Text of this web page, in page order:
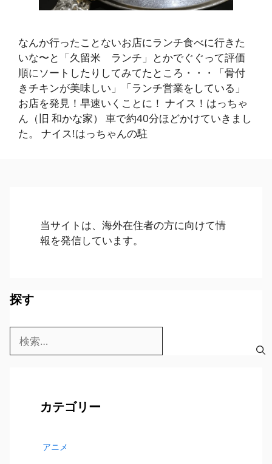
なんか行ったことないお店にランチ食べに行きた
いな〜と「久留米 ランチ」とかでぐぐって評価
順にソートしたりしてみてたところ・・・「骨付
きチキンが美味しい」「ランチ営業をしている」
お店を発見！早速いくことに！ ナイス！はっちゃ
ん（旧 和かな家） 車で約40分ほどかけていきまし
た。 ナイス!はっちゃんの駐
当サイトは、海外在住者の方に向けて情
報を発信しています。
探す
索:
カテゴリー
アニメ